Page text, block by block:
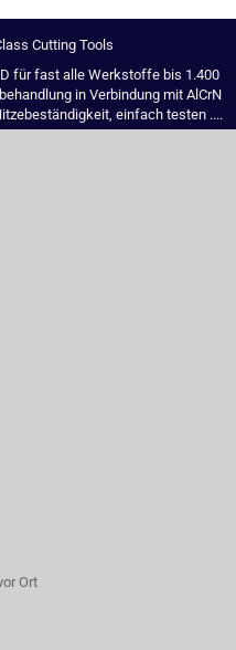
Cutting Tools
für fast alle Werkstoffe bis 1.400
in Verbindung mit AlCrN
einfach testen ....
Ort